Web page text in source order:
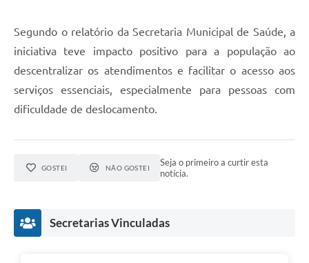
Segundo o relatório da Secretaria Municipal de Saúde, a
iniciativa teve impacto positivo para a população ao
descentralizar os atendimentos e facilitar o acesso aos
serviços essenciais, especialmente para pessoas com
dificuldade de deslocamento.
GOSTEI NÃO GOSTEI
Seja o primeiro a curtir esta
notícia.
Secretarias Vinculadas